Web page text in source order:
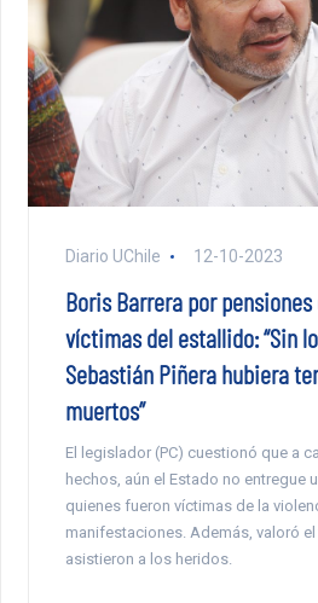
Diario UChile 12-10-2023
Boris Barrera por
víctimas del estallido: “Sin
Sebastián Piñera hubiera
muertos”
El legislador (PC) cuestionó que a
hechos, aún el Estado no entregue
quienes fueron víctimas de la
manifestaciones. Además, valoró
asistieron a los heridos.